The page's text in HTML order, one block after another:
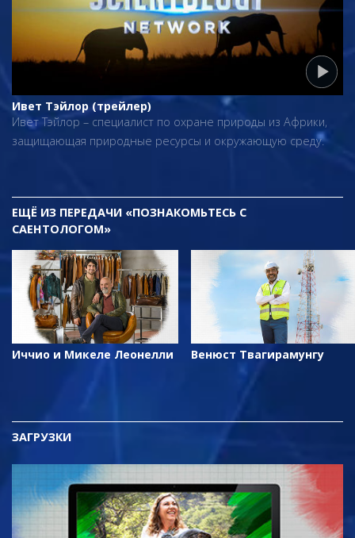
Ивет Тэйлор (трейлер)
Ивет Тэйлор – специалист по охране природы из Африки,
защищающая природные ресурсы и окружающую среду.
ЕЩЁ ИЗ ПЕРЕДАЧИ «ПОЗНАКОМЬТЕСЬ С
САЕНТОЛОГОМ»
Иччио и Микеле Леонелли Венюст Твагирамунгу
ЗАГРУЗКИ